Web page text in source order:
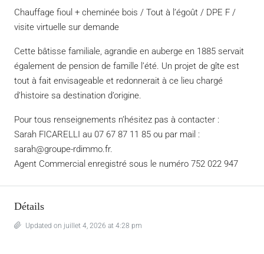
Chauffage fioul + cheminée bois / Tout à l’égoût / DPE F /
visite virtuelle sur demande
Cette bâtisse familiale, agrandie en auberge en 1885 servait
également de pension de famille l’été. Un projet de gîte est
tout à fait envisageable et redonnerait à ce lieu chargé
d’histoire sa destination d’origine.
Pour tous renseignements n’hésitez pas à contacter :
Sarah FICARELLI au 07 67 87 11 85 ou par mail :
sarah@groupe-rdimmo.fr.
Agent Commercial enregistré sous le numéro 752 022 947
Détails
Updated on juillet 4, 2026 at 4:28 pm